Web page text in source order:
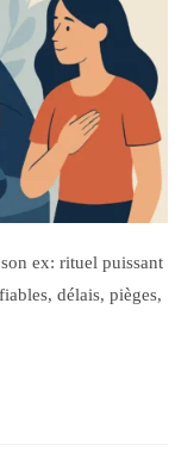
ex: rituel puissant
délais, pièges,